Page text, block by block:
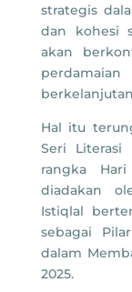
strategis
dan kohesi
akan
Hal itu
Seri Literasi
rangka
diadakan
Istiqlal
sebagai
dalam
2025.